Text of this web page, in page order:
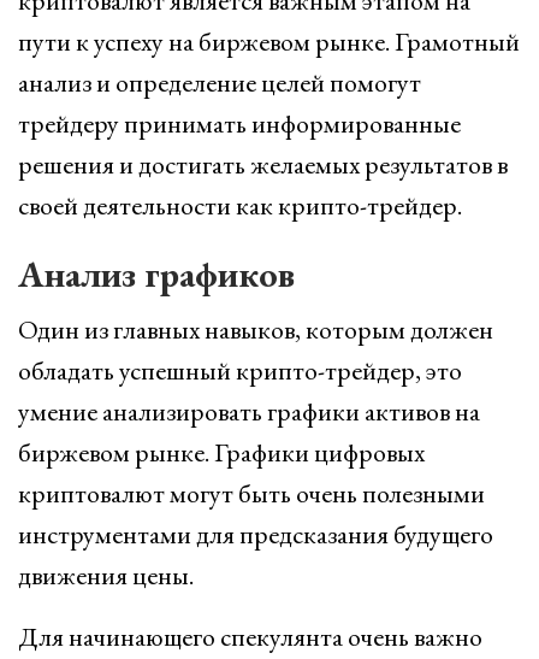
пути к успеху на биржевом рынке. Грамотный
анализ и определение целей помогут
трейдеру принимать информированные
решения и достигать желаемых результатов в
своей деятельности как крипто-трейдер.
Анализ графиков
Один из главных навыков, которым должен
обладать успешный крипто-трейдер, это
умение анализировать графики активов на
биржевом рынке. Графики цифровых
криптовалют могут быть очень полезными
инструментами для предсказания будущего
движения цены.
Для начинающего спекулянта очень важно